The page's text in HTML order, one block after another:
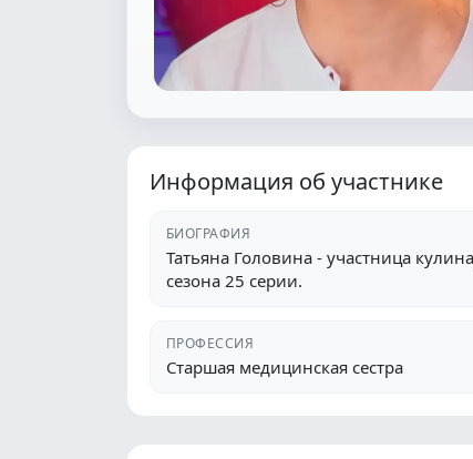
Информация об участнике
БИОГРАФИЯ
Татьяна Головина - участница
сезона 25 серии.
ПРОФЕССИЯ
Старшая медицинская сестра